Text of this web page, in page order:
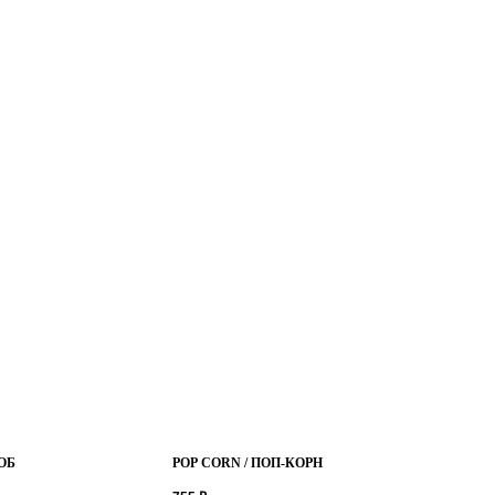
POP CORN / ПОП-КОРН